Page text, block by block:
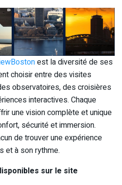
est la diversité de ses
choisir entre des visites
observatoires, des croisières
interactives. Chaque
une vision complète et unique
sécurité et immersion.
de trouver une expérience
et à son rythme.
sur le site